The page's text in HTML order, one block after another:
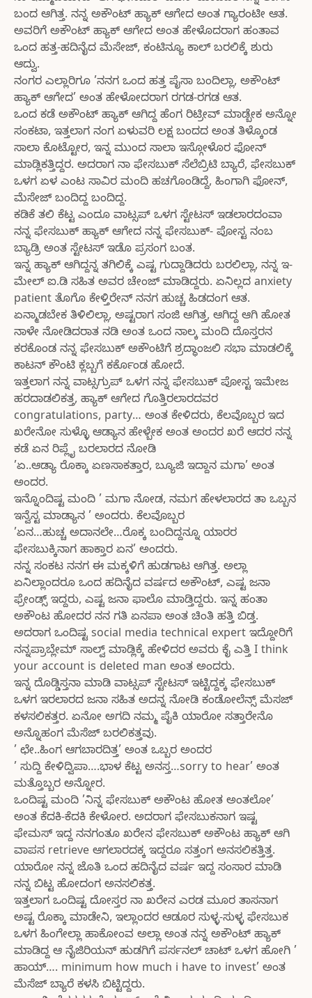
ಬಂದ ಆಗಿತ್ತ. ನನ್ನ ಅಕೌಂಟ್ ಹ್ಯಾಕ್ ಆಗೇದ ಅಂತ ಗ್ಯಾರಂಟೀ ಆತ.
ಅವರಿಗೆ ಅಕೌಂಟ್ ಹ್ಯಾಕ್ ಆಗೇದ ಅಂತ ಹೇಳೊದರಾಗ ಹಂತಾವ
ಒಂದ ಹತ್ತ-ಹದಿನೈದ ಮೆಸೇಜ್, ಕಂಟಿನ್ಯೂ ಕಾಲ್ ಬರಲಿಕ್ಕೆ ಶುರು
ಆದ್ವು.
ನಂಗರ ಎಲ್ಲಾರಿಗೂ ’ನನಗ ಒಂದ ಹತ್ತ ಪೈಸಾ ಬಂದಿಲ್ಲಾ, ಅಕೌಂಟ್
ಹ್ಯಾಕ್ ಆಗೇದ’ ಅಂತ ಹೇಳೋದರಾಗ ರಗಡ-ರಗಡ ಆತ.
ಒಂದ ಕಡೆ ಅಕೌಂಟ್ ಹ್ಯಾಕ್ ಆಗಿದ್ದ ಹೆಂಗ ರಿಟ್ರೀವ್ ಮಾಡ್ಬೇಕ ಅನ್ನೋ
ಸಂಕಟಾ, ಇತ್ತಲಾಗ ನಂಗ ಏಳುವರಿ ಲಕ್ಷ ಬಂದದ ಅಂತ ತಿಳ್ಕೊಂಡ
ಸಾಲಾ ಕೊಟ್ಟೋರ, ಇನ್ನ ಮುಂದ ಸಾಲಾ ಇಸ್ಗೋಳೊರ ಫೋನ್
ಮಾಡ್ಲಿಕತ್ತಿದ್ದರ. ಅದರಾಗ ನಾ ಫೇಸಬುಕ್ ಸೆಲೆಬ್ರಿಟಿ ಬ್ಯಾರೆ, ಫೇಸಬುಕ್
ಒಳಗ ಏಳ ಎಂಟ ಸಾವಿರ ಮಂದಿ ಹಚಗೊಂಡಿದ್ದೆ, ಹಿಂಗಾಗಿ ಫೋನ್,
ಮೆಸೇಜ್ ಬಂದಿದ್ದ ಬಂದಿದ್ದ.
ಕಡಿಕೆ ತಲಿ ಕೆಟ್ಟ ಎಂದೂ ವಾಟ್ಸಪ್ ಒಳಗ ಸ್ಟೇಟಸ್ ಇಡಲಾರದಂವಾ
ನನ್ನ ಫೇಸಬುಕ್ ಹ್ಯಾಕ್ ಆಗೇದ ನನ್ನ ಫೇಸಬುಕ್- ಪೋಸ್ಟ ನಂಬ
ಬ್ಯಾಡ್ರಿ ಅಂತ ಸ್ಟೇಟಸ್ ಇಡೊ ಪ್ರಸಂಗ ಬಂತ.
ಇನ್ನ ಹ್ಯಾಕ್ ಆಗಿದ್ದನ್ನ ತಗಿಲಿಕ್ಕೆ ಎಷ್ಟ ಗುದ್ದಾಡಿದರು ಬರಲಿಲ್ಲಾ, ನನ್ನ ಇ-
ಮೇಲ್ ಐ.ಡಿ ಸಹಿತ ಅವರ ಚೇಂಜ್ ಮಾಡಿದ್ದರು. ಏನಿಲ್ಲದ anxiety
patient ತೊಗೊ ಕೇಳ್ತಿರೇನ್ ನನಗ ಹುಚ್ಚ ಹಿಡದಂಗ ಆತ.
ಏನ್ಮಾಡಬೇಕ ತಿಳಿಲಿಲ್ಲಾ, ಅಷ್ಟರಾಗ ಸಂಜಿ ಆಗಿತ್ತ, ಆಗಿದ್ದ ಆಗಿ ಹೋತ
ನಾಳೇ ನೋಡಿದರಾತ ನಡಿ ಅಂತ ಒಂದ ನಾಲ್ಕ ಮಂದಿ ದೊಸ್ತರನ
ಕರಕೊಂಡ ನನ್ನ ಫೇಸಬುಕ್ ಅಕೌಂಟಿಗೆ ಶ್ರದ್ಧಾಂಜಲಿ ಸಭಾ ಮಾಡಲಿಕ್ಕೆ
ಕಾಟನ್ ಕೌಂಟಿ ಕ್ಲಬ್ಬಗೆ ಕರ್ಕೊಂಡ ಹೋದೆ.
ಇತ್ತಲಾಗ ನನ್ನ ವಾಟ್ಸಗ್ರುಪ್ ಒಳಗ ನನ್ನ ಫೇಸಬುಕ್ ಪೋಸ್ಟ ಇಮೇಜ
ಹರದಾಡಲಿಕತ್ತ, ಹ್ಯಾಕ್ ಆಗೇದ ಗೊತ್ತಿರಲಾರದವರ
congratulations, party… ಅಂತ ಕೇಳಿದರು, ಕೆಲವೊಬ್ಬರ ಇದ
ಖರೇನೋ ಸುಳ್ಳೊ ಆಡ್ಯಾನ ಹೇಳ್ಬೇಕ ಅಂತ ಅಂದರ ಖರೆ ಆದರ ನನ್ನ
ಕಡೆ ಏನ ರಿಪ್ಲೈ ಬರಲಾರದ ನೋಡಿ
’ಏ..ಆಡ್ಯಾ ರೊಕ್ಕಾ ಏಣಸಾಕತ್ತಾರ, ಬ್ಯೂಜಿ ಇದ್ದಾನ ಮಗಾ’ ಅಂತ
ಅಂದರ.
ಇನ್ನೊಂದಿಷ್ಟ ಮಂದಿ ’ ಮಗಾ ನೋಡ, ನಮಗ ಹೇಳಲಾರದ ತಾ ಒಬ್ಬನ
ಇನ್ವೆಸ್ಟ ಮಾಡ್ಯಾನ ’ ಅಂದರು. ಕೆಲವೊಬ್ಬರ
’ಏನ…ಹುಚ್ಚ ಅದಾನಲೇ…ರೊಕ್ಕ ಬಂದಿದ್ದನ್ನೂ ಯಾರರ
ಫೇಸಬುಕ್ಕಿನಾಗ ಹಾಕ್ತಾರ ಏನ’ ಅಂದರು.
ನನ್ನ ಸಂಕಟ ನನಗ ಈ ಮಕ್ಕಳಿಗೆ ಹುಡಗಾಟ ಆಗಿತ್ತ. ಅಲ್ಲಾ
ಏನಿಲ್ಲಾಂದರೂ ಒಂದ ಹದಿನೈದ ವರ್ಷದ ಅಕೌಂಟ್, ಎಷ್ಟ ಜನಾ
ಫ್ರೇಂಡ್ಸ್ ಇದ್ದರು, ಎಷ್ಟ ಜನಾ ಫಾಲೊ ಮಾಡ್ತಿದ್ದರು. ಇನ್ನ ಹಂತಾ
ಅಕೌಂಟ ಹೋದರ ನನ ಗತಿ ಏನಪಾ ಅಂತ ಚಿಂತಿ ಹತ್ತಿ ಬಿಡ್ತ.
ಅದರಾಗ ಒಂದಿಷ್ಟ social media technical expert ಇದ್ದೋರಿಗೆ
ನನ್ನಪ್ರಾಬ್ಲೇಮ್ ಸಾಲ್ವ್ ಮಾಡ್ಲಿಕ್ಕೆ ಹೇಳಿದರ ಅವರು ಕೈ ಎತ್ತಿ I think
your account is deleted man ಅಂತ ಅಂದರು.
ಇನ್ನ ದೊಡ್ಡಿಸ್ತನಾ ಮಾಡಿ ವಾಟ್ಸಪ್ ಸ್ಟೇಟಸ್ ಇಟ್ಟಿದ್ದಕ್ಕ ಫೇಸಬುಕ್
ಒಳಗ ಇರಲಾರದ ಜನಾ ಸಹಿತ ಅದನ್ನ ನೋಡಿ ಕಂಡೋಲೆನ್ಸ್ ಮೆಸಜ್
ಕಳಸಲಿಕತ್ತರ. ಏನೋ ಅಗದಿ ನಮ್ಮ ಪೈಕಿ ಯಾರೋ ಸತ್ತಾರೇನೊ
ಅನ್ನೊಹಂಗ ಮೆಸೆಜ್ ಬರಲಿಕತ್ತವು.
’ ಛೇ..ಹಿಂಗ ಆಗಬಾರದಿತ್ತ’ ಅಂತ ಒಬ್ಬರ ಅಂದರ
’ ಸುದ್ದಿ ಕೇಳಿದ್ವಿಪಾ….ಭಾಳ ಕೆಟ್ಟ ಅನಸ್ತ…sorry to hear’ ಅಂತ
ಮತ್ತೊಬ್ಬರ ಅನ್ನೋರ.
ಒಂದಿಷ್ಟ ಮಂದಿ ’ನಿನ್ನ ಫೇಸಬುಕ್ ಅಕೌಂಟ ಹೋತ ಅಂತಲೋ’
ಅಂತ ಕೆದಕಿ-ಕೆದಕಿ ಕೇಳೋರ. ಅದರಾಗ ಫೇಸಬುಕನಾಗ ಇಷ್ಟ
ಫೇಮಸ್ ಇದ್ದ ನನಗಂತೂ ಖರೇನ ಫೇಸಬುಕ್ ಅಕೌಂಟ ಹ್ಯಾಕ್ ಆಗಿ
ವಾಪಸ retrieve ಆಗಲಾರದಕ್ಕ ಇದ್ದರೂ ಸತ್ತಂಗ ಅನಸಲಿಕತ್ತಿತ್ತ.
ಯಾರೋ ನನ್ನ ಜೊತಿ ಒಂದ ಹದಿನೈದ ವರ್ಷ ಇದ್ದ ಸಂಸಾರ ಮಾಡಿ
ನನ್ನ ಬಿಟ್ಟ ಹೋದಂಗ ಅನಸಲಿಕತ್ತ.
ಇತ್ತಲಾಗ ಒಂದಿಷ್ಟ ದೋಸ್ತರ ನಾ ಖರೇನ ಎರಡ ಮೂರ ತಾಸನಾಗ
ಅಷ್ಟ ರೊಕ್ಕಾ ಮಾಡೇನಿ, ಇಲ್ಲಾಂದರ ಆಡೂರ ಸುಳ್ಳ-ಸುಳ್ಳ ಫೇಸಬುಕ
ಒಳಗ ಹಿಂಗೇಲ್ಲಾ ಹಾಕೋಂವ ಅಲ್ಲಾ ಅಂತ ನನ್ನ ಅಕೌಂಟ್ ಹ್ಯಾಕ್
ಮಾಡಿದ್ದ ಆ ನೈಜಿರಿಯನ್ ಹುಡಗಿಗೆ ಪರ್ಸನಲ್ ಚಾಟ್ ಒಳಗ ಹೋಗಿ ’
ಹಾಯ್…. minimum how much i have to invest’ ಅಂತ
ಮೆಸೆಜ್ ಬ್ಯಾರೆ ಕಳಸಿ ಬಿಟ್ಟಿದ್ದರು.